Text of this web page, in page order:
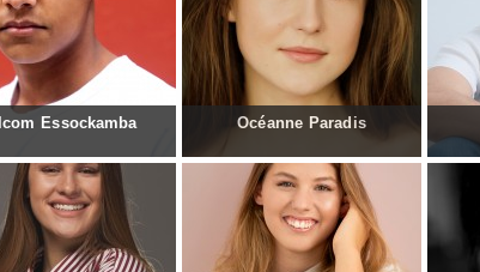
Essockamba Océanne Paradis